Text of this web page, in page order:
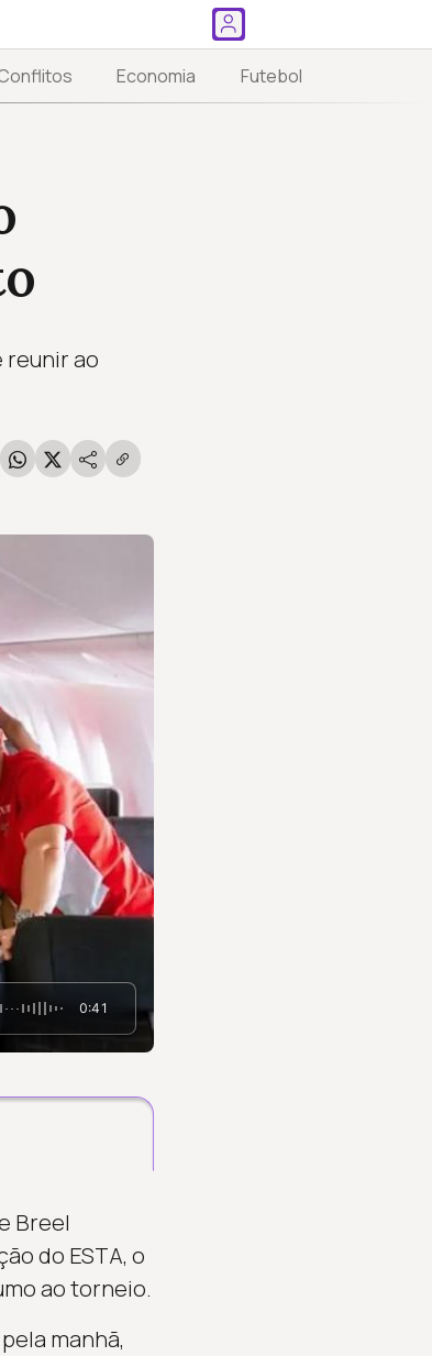
Economia Futebol
reunir ao
0:41
Breel
do ESTA, o
ao torneio.
manhã,